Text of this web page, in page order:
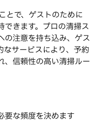
とで、ゲストのために
できます。プロの清掃ス
の注意を持ち込み、ゲス
なサービスにより、予約
、信頼性の高い清掃ルー
要な頻度を決めます